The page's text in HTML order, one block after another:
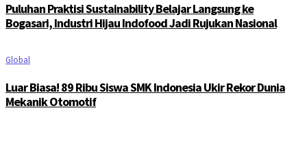
Puluhan Praktisi Sustainability Belajar Langsung ke
Bogasari, Industri Hijau Indofood Jadi Rujukan Nasional
Global
Luar Biasa! 89 Ribu Siswa SMK Indonesia Ukir Rekor Dunia
Mekanik Otomotif